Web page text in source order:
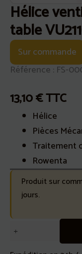
Hélice
table
Sur commande
Référence : FS-
13,10€TTC
Hélice
Pièces
Traitement
Rowenta
Produit sur
jours.
quantité